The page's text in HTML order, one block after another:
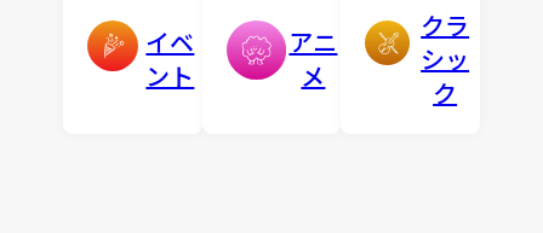
イベ
ント
アニ
メ
クラ
シッ
ク